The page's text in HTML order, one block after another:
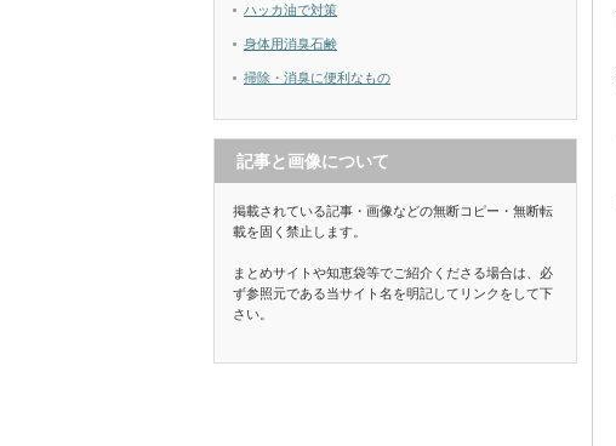
ハッカ油で対策
身体用消臭石鹸
掃除・消臭に便利なもの
記事と画像について
掲載されている記事・画像などの無断コピー・無断転
載を固く禁止します。
まとめサイトや知恵袋等でご紹介くださる場合は、必
ず参照元である当サイト名を明記してリンクをして下
さい。